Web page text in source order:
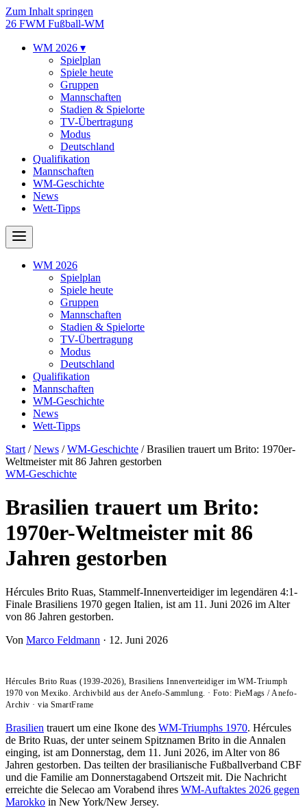
Zum Inhalt springen
26 FWM Fußball-WM
WM 2026 ▾
Spielplan
Spiele heute
Gruppen
Mannschaften
Stadien & Spielorte
TV-Übertragung
Modus
Deutschland
Qualifikation
Mannschaften
WM-Geschichte
News
Wett-Tipps
WM 2026
Spielplan
Spiele heute
Gruppen
Mannschaften
Stadien & Spielorte
TV-Übertragung
Modus
Deutschland
Qualifikation
Mannschaften
WM-Geschichte
News
Wett-Tipps
Start /News /WM-Geschichte /Brasilien trauert um Brito: 1970er-
Weltmeister mit 86 Jahren gestorben
WM-Geschichte
Brasilien trauert um Brito:
1970er-Weltmeister mit 86
Jahren gestorben
Hércules Brito Ruas, Stammelf-Innenverteidiger im legendären 4:1-
Finale Brasiliens 1970 gegen Italien, ist am 11. Juni 2026 im Alter
von 86 Jahren gestorben.
Von Marco Feldmann · 12. Juni 2026
Hércules Brito Ruas (1939-2026), Brasiliens Innenverteidiger im WM-Triumph
1970 von Mexiko. Archivbild aus der Anefo-Sammlung. · Foto: PieMags / Anefo-
Archiv ·via SmartFrame
Brasilien trauert um eine Ikone des WM-Triumphs 1970. Hércules
de Brito Ruas, der unter seinem Spitznamen Brito in die Annalen
einging, ist am Donnerstag, dem 11. Juni 2026, im Alter von 86
Jahren gestorben. Das teilten der brasilianische Fußballverband CBF
und die Familie am Donnerstagabend Ortszeit mit. Die Nachricht
erreichte die Selecao am Vorabend ihres WM-Auftaktes 2026 gegen
Marokko in New York/New Jersey.